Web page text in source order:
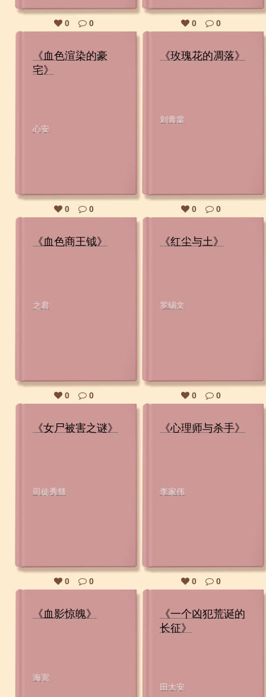
0 0 0 0
《血色渲染的豪
宅》
心安
0 0
《玫瑰花的凋落》
刘青棠
0 0
《血色商王钺》
之君
0 0
《红尘与土》
罗锡文
0 0
《女尸被害之谜》
司徒秀彗
0 0
《心理师与杀手》
李家伟
0 0
《血影惊魄》
海宽
《一个凶犯荒诞的
长征》
田大安